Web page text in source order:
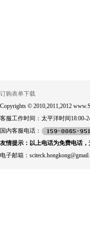
订购表单下载
Copyrights © 2010,2011,2012
客服工作时间：太平洋时间18:00-
国内客服电话：
友情提示：以上电话为免费电话
电子邮箱：